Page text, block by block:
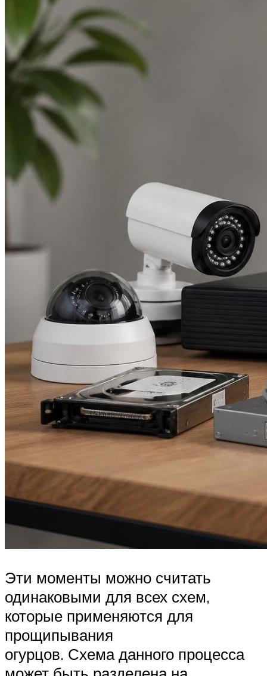
Эти моменты можно считать
одинаковыми для всех схем,
которые применяются для
прощипывания
огурцов. Схема данного процесса